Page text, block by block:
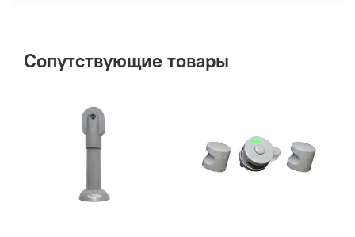
Сопутствующие товары